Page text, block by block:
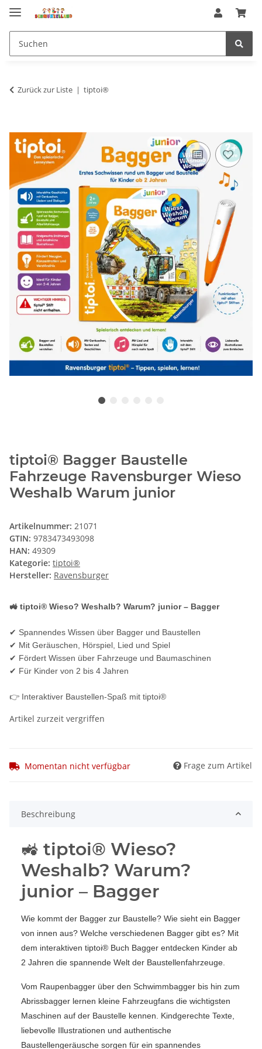
Zurück zur Liste tiptoi®
tiptoi® Bagger Baustelle
Fahrzeuge Ravensburger Wieso
Weshalb Warum junior
Artikelnummer: 21071
GTIN: 9783473493098
HAN: 49309
Kategorie: tiptoi®
Hersteller: Ravensburger
🚜 tiptoi® Wieso? Weshalb? Warum? junior – Bagger
✔ Spannendes Wissen über Bagger und Baustellen
✔ Mit Geräuschen, Hörspiel, Lied und Spiel
✔ Fördert Wissen über Fahrzeuge und Baumaschinen
✔ Für Kinder von 2 bis 4 Jahren
👉 Interaktiver Baustellen-Spaß mit tiptoi®
Artikel zurzeit vergriffen
Momentan nicht verfügbar Frage zum Artikel
Beschreibung
🚜 tiptoi® Wieso?
Weshalb? Warum?
junior – Bagger
Wie kommt der Bagger zur Baustelle? Wie sieht ein Bagger
von innen aus? Welche verschiedenen Bagger gibt es? Mit
dem interaktiven tiptoi® Buch Bagger entdecken Kinder ab
2 Jahren die spannende Welt der Baustellenfahrzeuge.
Vom Raupenbagger über den Schwimmbagger bis hin zum
Abrissbagger lernen kleine Fahrzeugfans die wichtigsten
Maschinen auf der Baustelle kennen. Kindgerechte Texte,
liebevolle Illustrationen und authentische
Baustellengeräusche sorgen für ein spannendes